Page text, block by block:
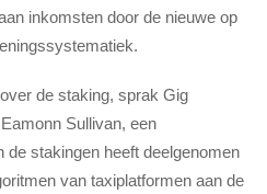
inkomsten door de nieuwe op
de staking, sprak Gig
Sullivan, een
de stakingen heeft deelgenomen
van taxiplatformen aan de